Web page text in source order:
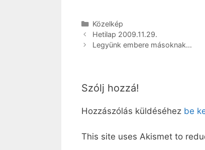
Kategória
Közelkép
Hetilap 2009.11.29.
Legyünk embere másoknak…
Szólj hozzá!
Hozzászólás küldéséhez be
This site uses Akismet to